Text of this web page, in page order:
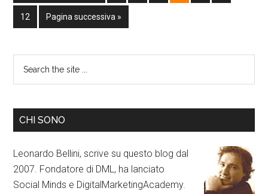
12 Pagina successiva »
CHI SONO
Leonardo Bellini, scrive su questo blog dal
2007. Fondatore di DML, ha lanciato
Social Minds e DigitalMarketingAcademy.